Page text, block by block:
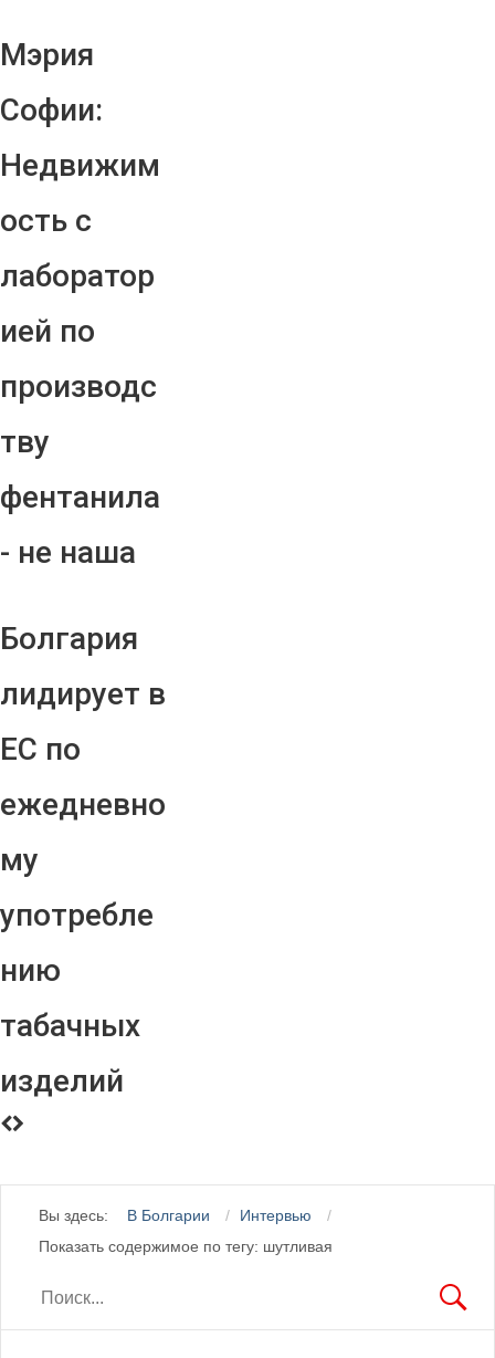
Мэрия
Софии:
Недвижим
ость с
лаборатор
ией по
производс
тву
фентанила
- не наша
Болгария
лидирует в
ЕС по
ежедневно
му
употребле
нию
табачных
изделий
Вы здесь: В Болгарии
Интервью
Показать содержимое по тегу: шутливая